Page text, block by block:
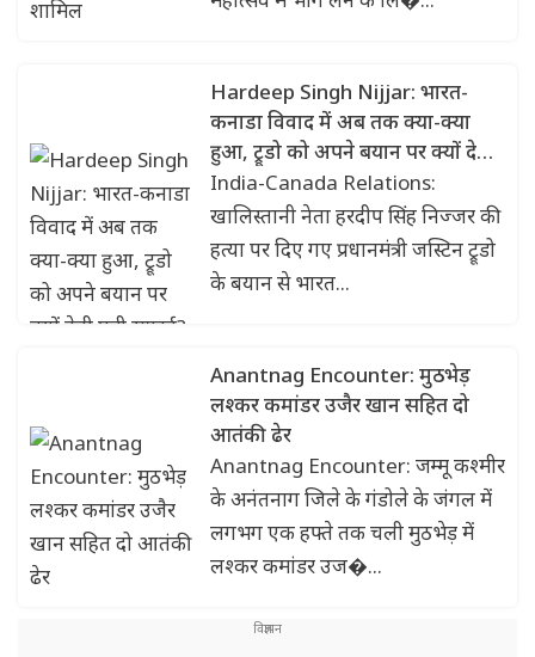
Hardeep Singh Nijjar: भारत-
कनाडा विवाद में अब तक क्या-क्या
हुआ, ट्रूडो को अपने बयान पर क्यों देनी
पड़ी सफाई?
India-Canada Relations:
खालिस्तानी नेता हरदीप सिंह निज्जर की
हत्या पर दिए गए प्रधानमंत्री जस्टिन ट्रूडो
के बयान से भारत...
Anantnag Encounter: मुठभेड़
लश्कर कमांडर उजैर खान सहित दो
आतंकी ढेर
Anantnag Encounter: जम्मू कश्मीर
के अनंतनाग जिले के गंडोले के जंगल में
लगभग एक हफ्ते तक चली मुठभेड़ में
लश्कर कमांडर उज�...